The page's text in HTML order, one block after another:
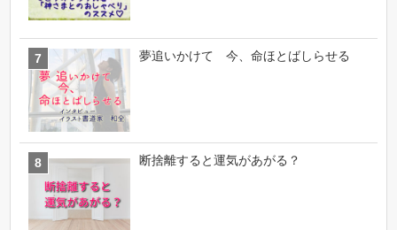
夢追いかけて 今、命ほとばしらせる
断捨離すると運気があがる？